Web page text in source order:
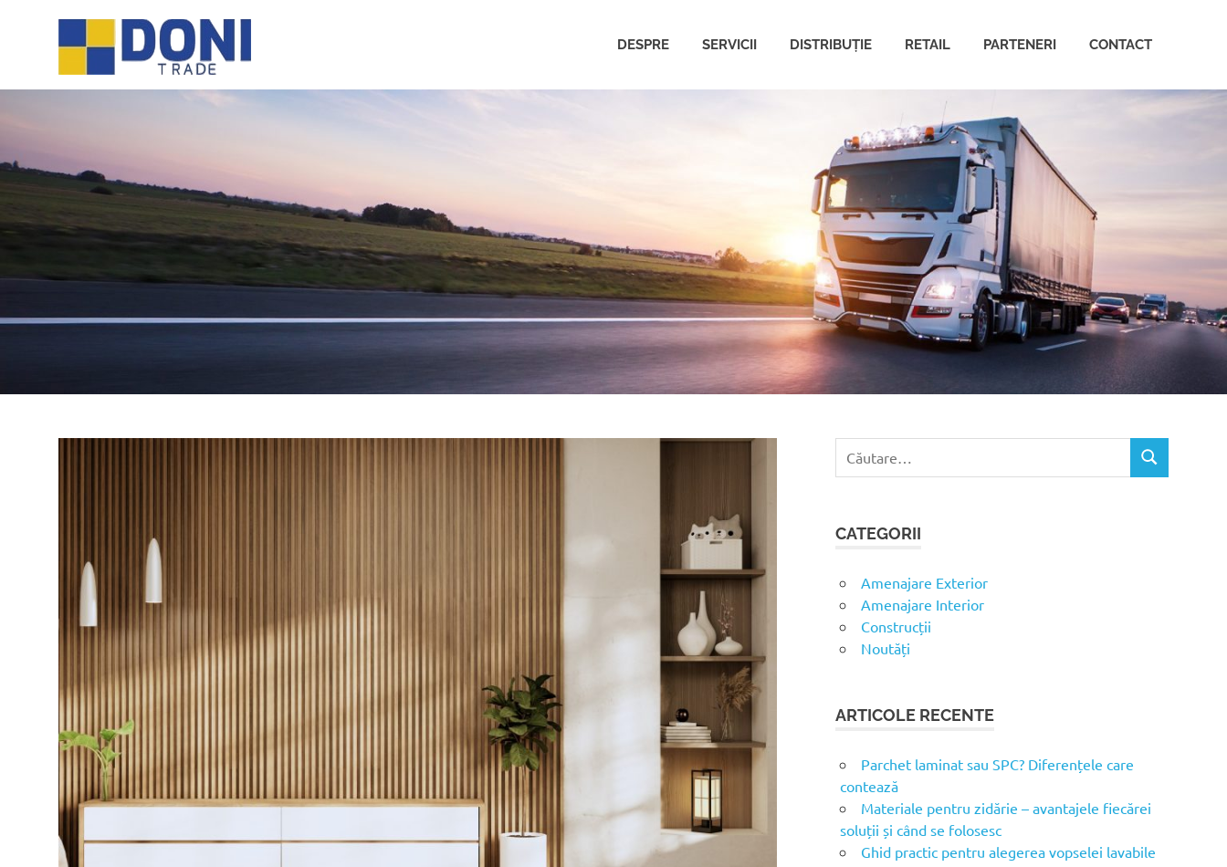
Trade
DESPRE SERVICII DISTRIBUȚIE RETAIL PARTENERI CONTACT
ă
u
p
ă
:
C
CATEGORII
Amenajare Exterior
Amenajare Interior
Construcții
Noutăți
ARTICOLE RECENTE
Parchet laminat sau SPC? Diferențele care
contează
Materiale pentru zidărie – avantajele fiecărei
soluții și când se folosesc
Ghid practic pentru alegerea vopselei lavabile